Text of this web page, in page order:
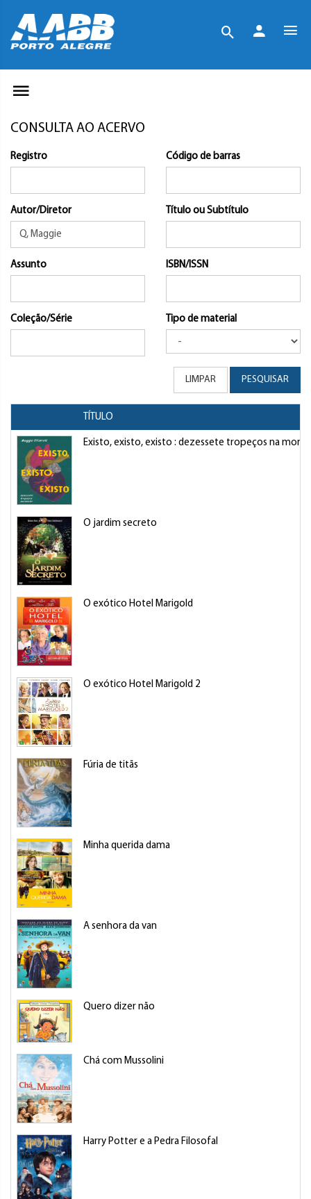
CONSULTA AO ACERVO
Registro Código de barras
Autor/Diretor Título ou Subtítulo
Assunto ISBN/ISSN
Coleção/Série Tipo de material
LIMPAR PESQUISAR
TÍTULO
Existo, existo, existo : dezessete tropeços na morte
O jardim secreto
O exótico Hotel Marigold
O exótico Hotel Marigold 2
Fúria de titãs
Minha querida dama
A senhora da van
Quero dizer não
Chá com Mussolini
Harry Potter e a Pedra Filosofal